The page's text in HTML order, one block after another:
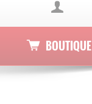
BOUTIQUE